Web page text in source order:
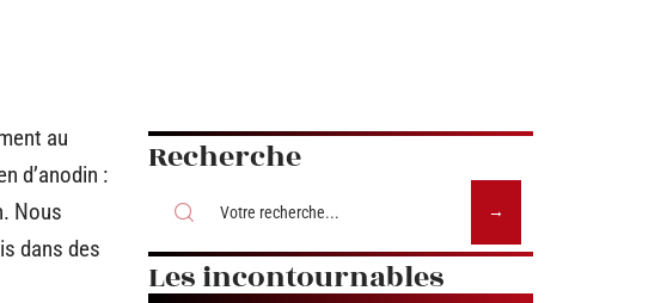
au
d’anodin :
Nous
dans des
Recherche
Les incontournables